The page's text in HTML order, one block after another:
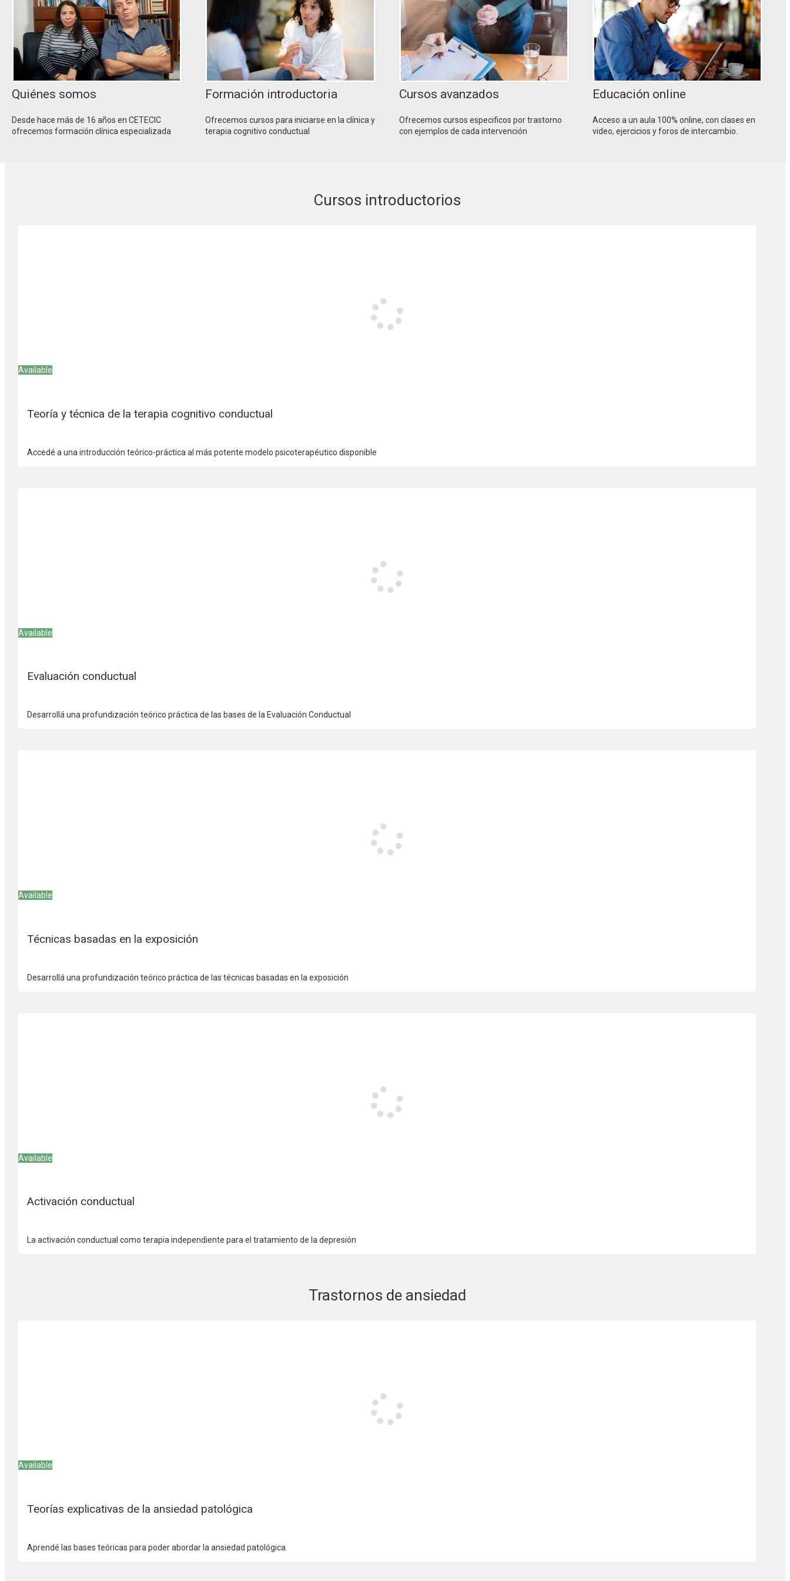
Quiénes somos
Desde hace más de 16 años en CETECIC
ofrecemos formación clínica especializada
Formación introductoria
Ofrecemos cursos para iniciarse en la clínica y
terapia cognitivo conductual
Cursos avanzados
Ofrecemos cursos especificos por trastorno
con ejemplos de cada intervención
Educación online
Acceso a un aula 100% online, con clases en
video, ejercicios y foros de intercambio.
Cursos introductorios
Available
Teoría y técnica de la terapia cognitivo conductual
Accedé a una introducción teórico-práctica al más potente modelo psicoterapéutico disponible
Available
Evaluación conductual
Desarrollá una profundización teórico práctica de las bases de la Evaluación Conductual
Available
Técnicas basadas en la exposición
Desarrollá una profundización teórico práctica de las técnicas basadas en la exposición
Available
Activación conductual
La activación conductual como terapia independiente para el tratamiento de la depresión
Trastornos de ansiedad
Available
Teorías explicativas de la ansiedad patológica
Aprendé las bases teóricas para poder abordar la ansiedad patológica.